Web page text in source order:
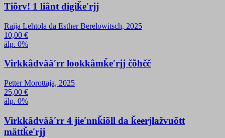
Tiõrv! 1 liânt digiǩeʹrjj
Raija Lehtola da Esther Berelowitsch, 2025
10,00 €
älp. 0%
Virkkâdvääʹrr lookkâmǩeʹrjj čõhčč
Petter Morottaja, 2025
25,00 €
älp. 0%
Virkkâdvääʹrr 4 jieʹnnǩiõll da ǩeerjlažvuõtt
mättǩeʹrjj